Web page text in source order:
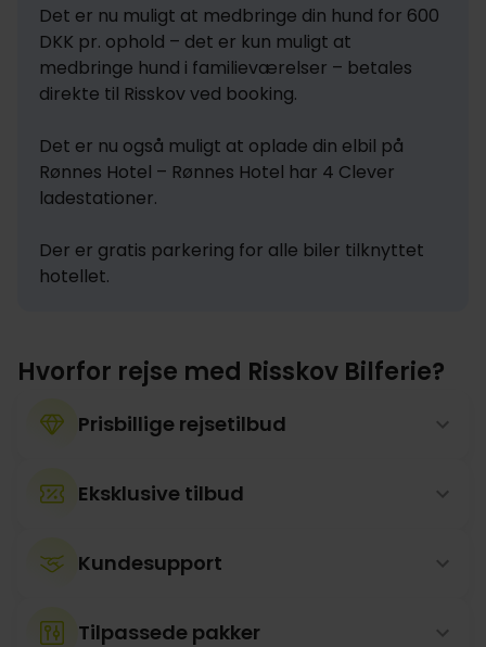
Det er nu muligt at medbringe din hund for 600
DKK pr. ophold – det er kun muligt at
medbringe hund i familieværelser – betales
direkte til Risskov ved booking.
Det er nu også muligt at oplade din elbil på
Rønnes Hotel – Rønnes Hotel har 4 Clever
ladestationer.
Der er gratis parkering for alle biler tilknyttet
hotellet.
Hvorfor rejse med Risskov Bilferie?
Prisbillige rejsetilbud
Eksklusive tilbud
Kundesupport
Tilpassede pakker